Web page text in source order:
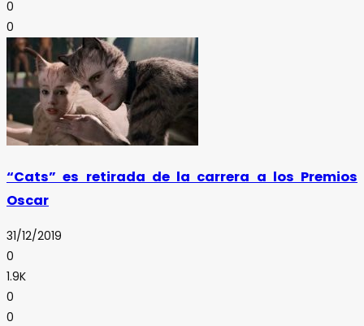
0
0
“Cats” es retirada de la carrera a los Premios
Oscar
31/12/2019
0
1.9K
0
0